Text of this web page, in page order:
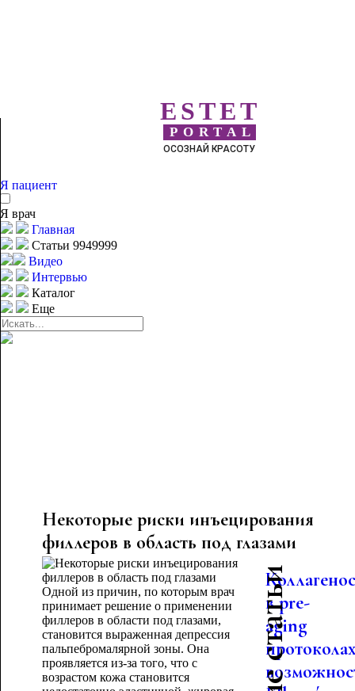
ESTET
PORTAL
ОСОЗНАЙ КРАСОТУ
Я пациент
Я врач
Главная
Статьи 9949999
Видео
Интервью
Каталог
Еще
Некоторые риски инъецирования
филлеров в область под глазами
Одной из причин, по которым врач
принимает решение о применении
филлеров в области под глазами,
становится выраженная депрессия
пальпебромалярной зоны. Она
проявляется из-за того, что с
возрастом кожа становится
в pre-
aging